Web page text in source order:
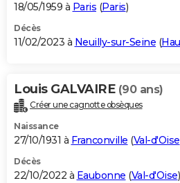
18/05/1959 à Paris (Paris)
Décès
11/02/2023 à Neuilly-sur-Seine (
Louis GALVAIRE (90 ans)
Créer une cagnotte obsèques
Naissance
27/10/1931 à Franconville (Val-d'Oise
Décès
22/10/2022 à Eaubonne (Val-d'Oise)